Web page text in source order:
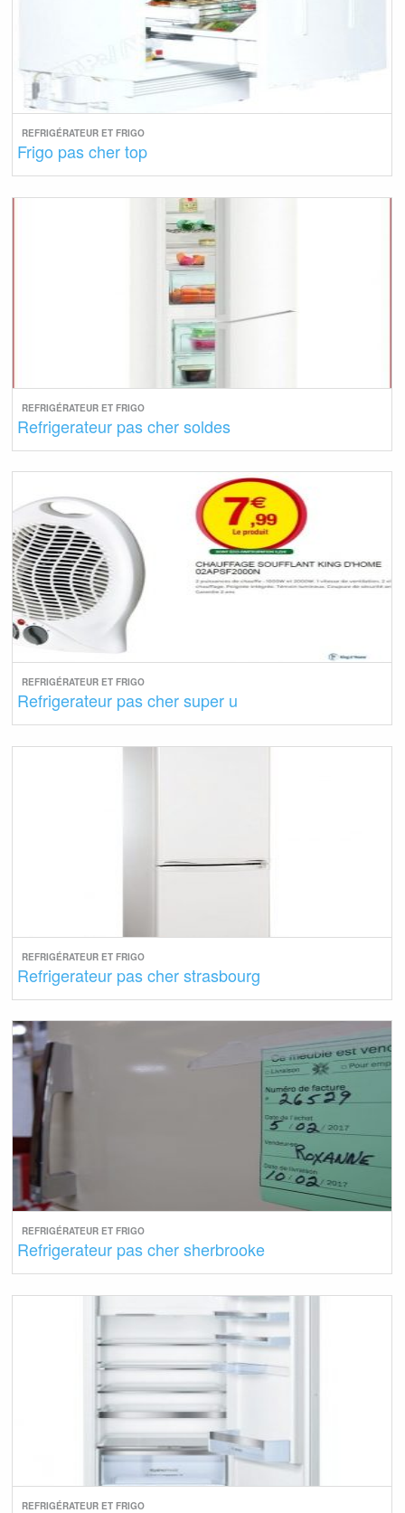
REFRIGÉRATEUR ET FRIGO
Frigo pas cher top
REFRIGÉRATEUR ET FRIGO
Refrigerateur pas cher soldes
REFRIGÉRATEUR ET FRIGO
Refrigerateur pas cher super u
REFRIGÉRATEUR ET FRIGO
Refrigerateur pas cher strasbourg
REFRIGÉRATEUR ET FRIGO
Refrigerateur pas cher sherbrooke
REFRIGÉRATEUR ET FRIGO